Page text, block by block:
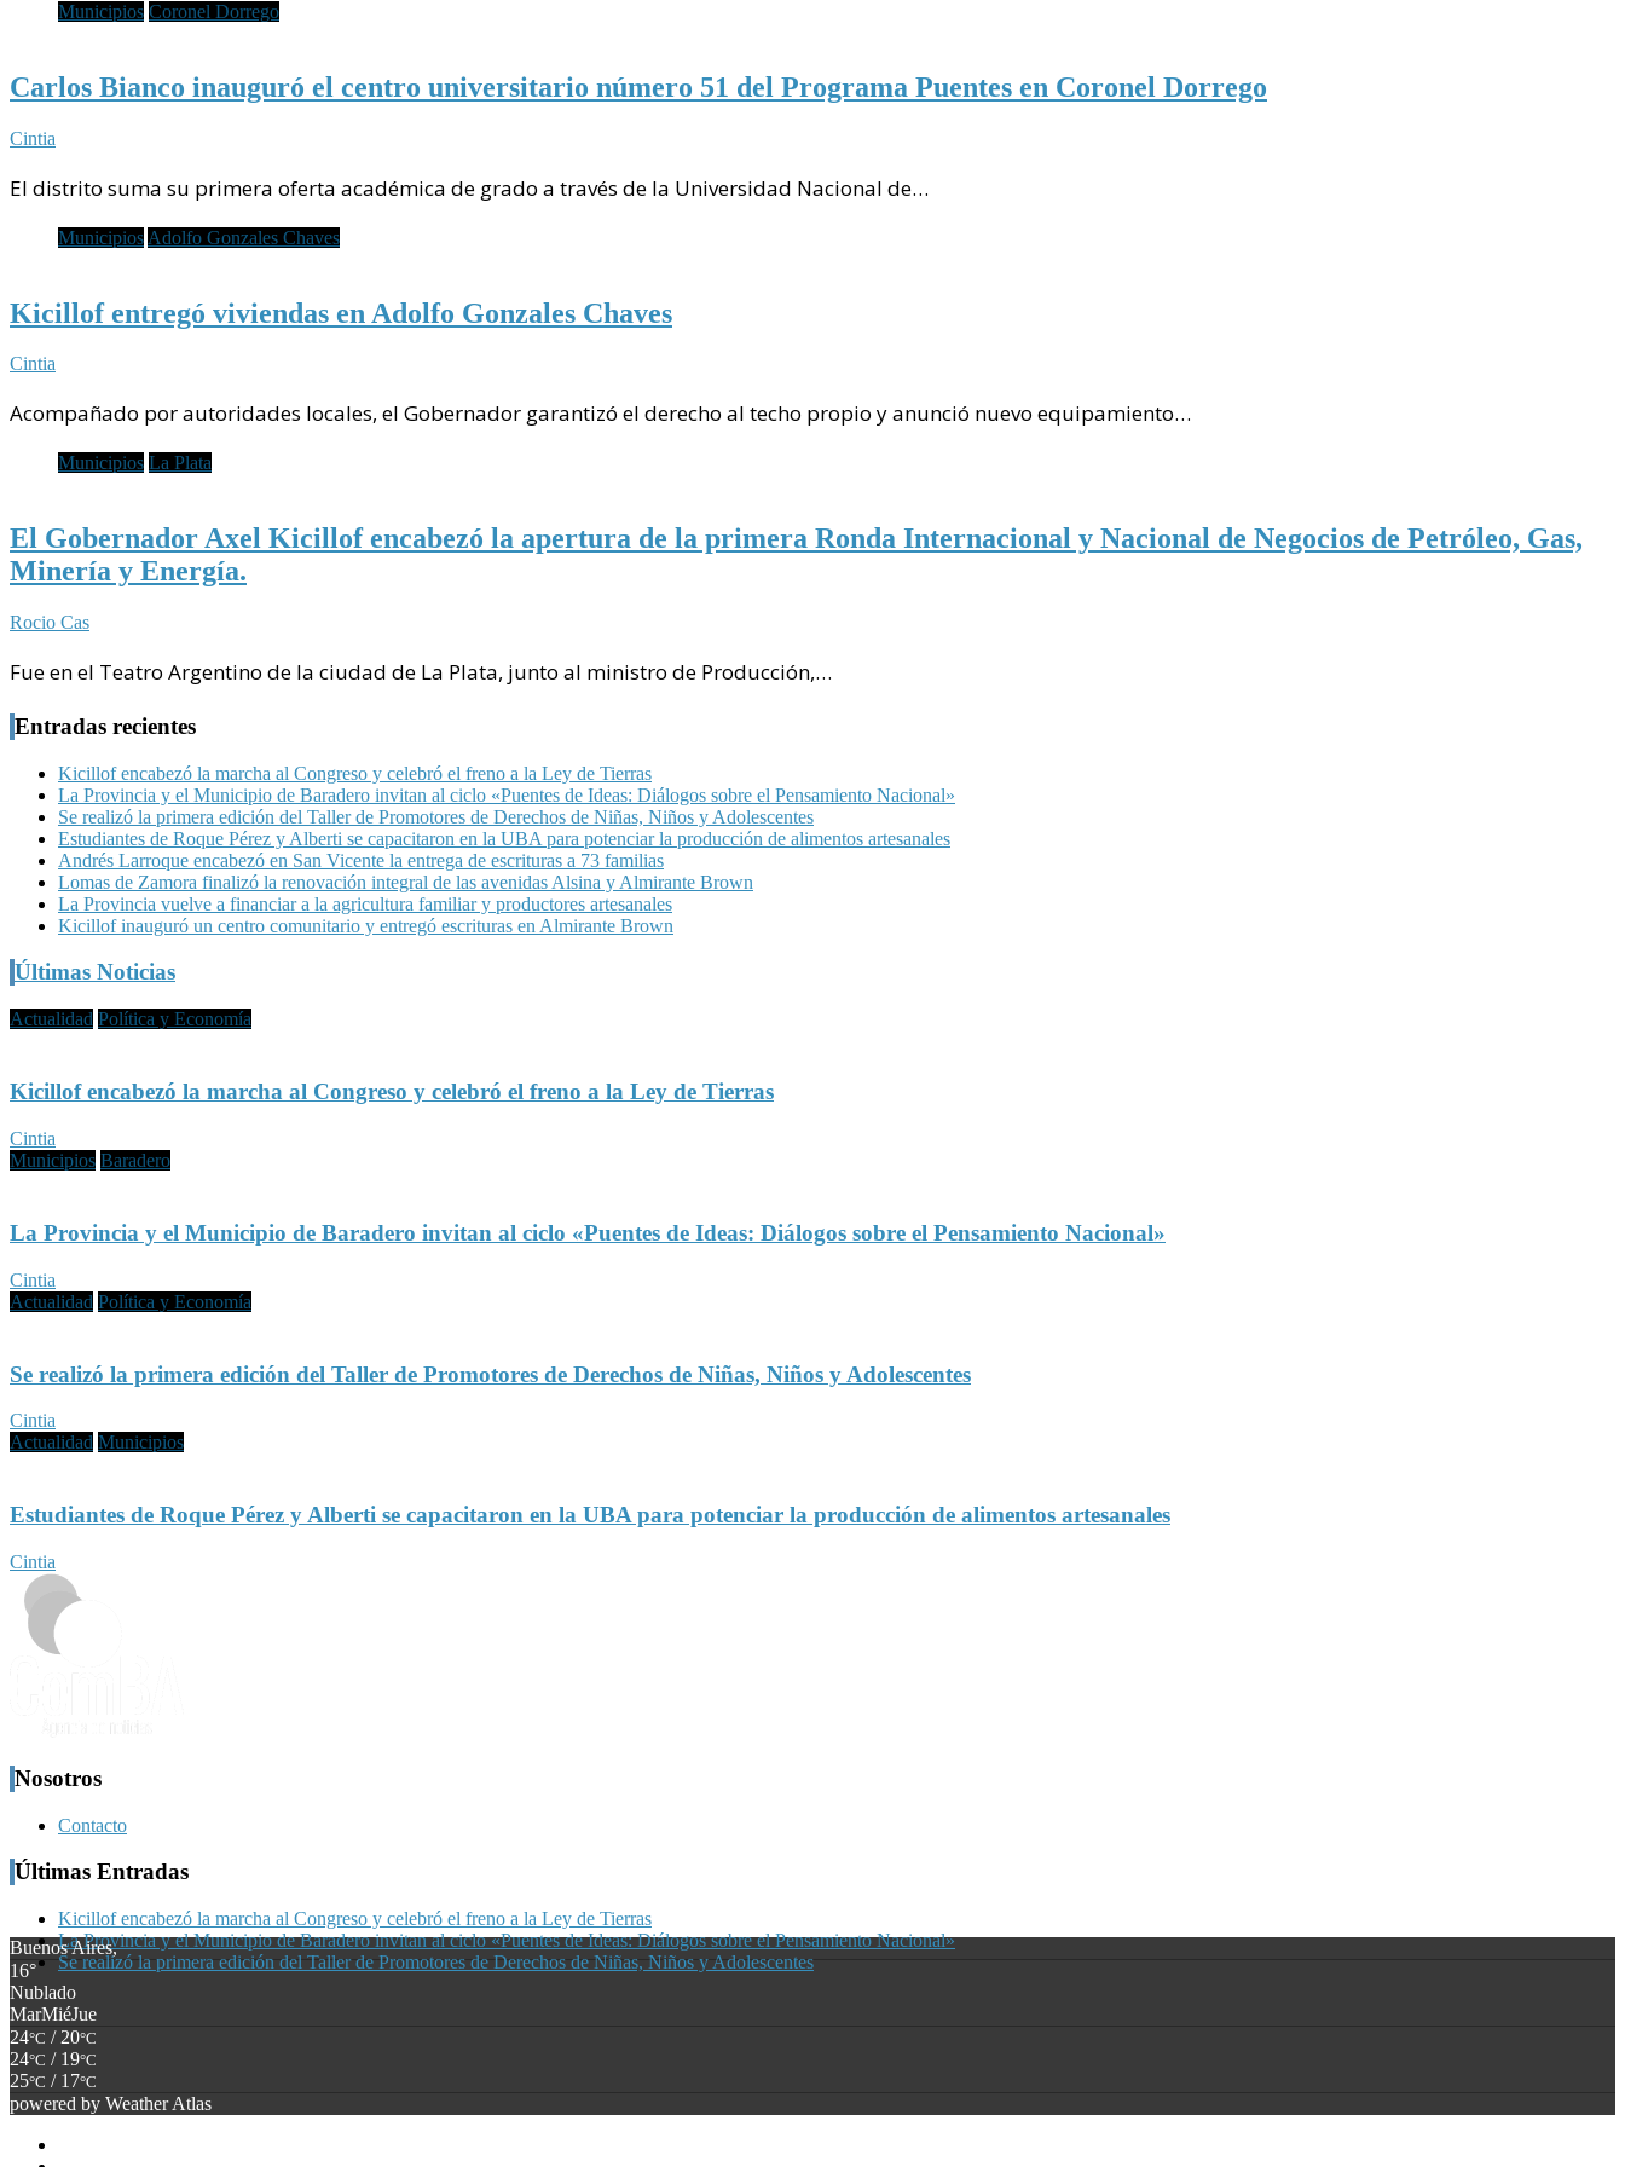
Municipios Coronel Dorrego
Carlos Bianco inauguró el centro universitario número 51 del Programa Puentes en Coronel Dorrego
Cintia
El distrito suma su primera oferta académica de grado a través de la Universidad Nacional de…
Municipios Adolfo Gonzales Chaves
Kicillof entregó viviendas en Adolfo Gonzales Chaves
Cintia
Acompañado por autoridades locales, el Gobernador garantizó el derecho al techo propio y anunció nuevo equipamiento…
Municipios La Plata
El Gobernador Axel Kicillof encabezó la apertura de la primera Ronda Internacional y Nacional de Negocios de Petróleo, Gas,
Minería y Energía.
Rocio Cas
Fue en el Teatro Argentino de la ciudad de La Plata, junto al ministro de Producción,…
Entradas recientes
Kicillof encabezó la marcha al Congreso y celebró el freno a la Ley de Tierras
La Provincia y el Municipio de Baradero invitan al ciclo «Puentes de Ideas: Diálogos sobre el Pensamiento Nacional»
Se realizó la primera edición del Taller de Promotores de Derechos de Niñas, Niños y Adolescentes
Estudiantes de Roque Pérez y Alberti se capacitaron en la UBA para potenciar la producción de alimentos artesanales
Andrés Larroque encabezó en San Vicente la entrega de escrituras a 73 familias
Lomas de Zamora finalizó la renovación integral de las avenidas Alsina y Almirante Brown
La Provincia vuelve a financiar a la agricultura familiar y productores artesanales
Kicillof inauguró un centro comunitario y entregó escrituras en Almirante Brown
Últimas Noticias
Actualidad Política y Economía
Kicillof encabezó la marcha al Congreso y celebró el freno a la Ley de Tierras
Cintia
Municipios Baradero
La Provincia y el Municipio de Baradero invitan al ciclo «Puentes de Ideas: Diálogos sobre el Pensamiento Nacional»
Cintia
Actualidad Política y Economía
Se realizó la primera edición del Taller de Promotores de Derechos de Niñas, Niños y Adolescentes
Cintia
Actualidad Municipios
Estudiantes de Roque Pérez y Alberti se capacitaron en la UBA para potenciar la producción de alimentos artesanales
Cintia
Nosotros
Contacto
Últimas Entradas
Kicillof encabezó la marcha al Congreso y celebró el freno a la Ley de Tierras
La Provincia y el Municipio de Baradero invitan al ciclo «Puentes de Ideas: Diálogos sobre el Pensamiento Nacional»
Se realizó la primera edición del Taller de Promotores de Derechos de Niñas, Niños y Adolescentes
Buenos Aires,
16°
Nublado
MarMiéJue
24°C / 20°C
24°C / 19°C
25°C / 17°C
powered by Weather Atlas